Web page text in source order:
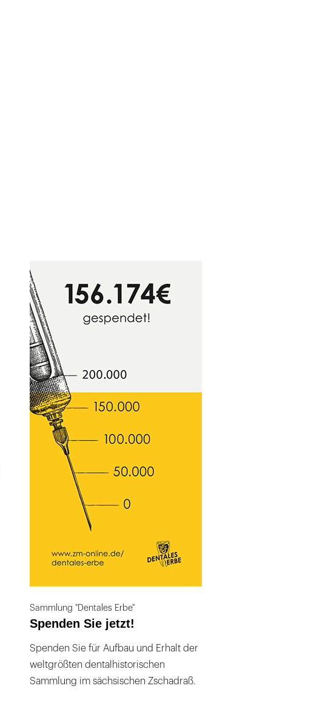
Sammlung "Dentales Erbe"
Spenden Sie jetzt!
Spenden Sie für Aufbau und Erhalt der
weltgrößten dentalhistorischen
Sammlung im sächsischen Zschadraß.